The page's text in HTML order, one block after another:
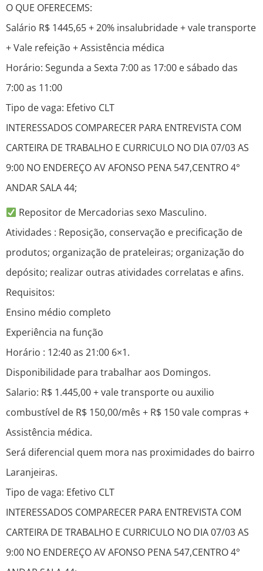
O QUE OFERECEMS:
Salário R$ 1445,65 + 20% insalubridade + vale transporte
+ Vale refeição + Assistência médica
Horário: Segunda a Sexta 7:00 as 17:00 e sábado das
7:00 as 11:00
Tipo de vaga: Efetivo CLT
INTERESSADOS COMPARECER PARA ENTREVISTA COM
CARTEIRA DE TRABALHO E CURRICULO NO DIA 07/03 AS
9:00 NO ENDEREÇO AV AFONSO PENA 547,CENTRO 4°
ANDAR SALA 44;
Repositor de Mercadorias sexo Masculino.
Atividades : Reposição, conservação e precificação de
produtos; organização de prateleiras; organização do
depósito; realizar outras atividades correlatas e afins.
Requisitos:
Ensino médio completo
Experiência na função
Horário : 12:40 as 21:00 6×1.
Disponibilidade para trabalhar aos Domingos.
Salario: R$ 1.445,00 + vale transporte ou auxilio
combustível de R$ 150,00/mês + R$ 150 vale compras +
Assistência médica.
Será diferencial quem mora nas proximidades do bairro
Laranjeiras.
Tipo de vaga: Efetivo CLT
INTERESSADOS COMPARECER PARA ENTREVISTA COM
CARTEIRA DE TRABALHO E CURRICULO NO DIA 07/03 AS
9:00 NO ENDEREÇO AV AFONSO PENA 547,CENTRO 4°